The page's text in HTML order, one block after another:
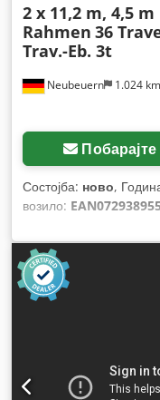
Neubeuern 1.024 km
2 x 11,2 m, 4,5
Rahmen 36
Trav.-Eb. 3t
Побарајте
Состојба: ново,
возило:
вкупна висина:4.500
3.600 мм
полици:
рамката: